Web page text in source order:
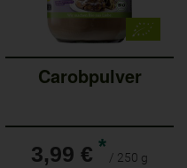
Carobpulver
3,99 € * / 250 g